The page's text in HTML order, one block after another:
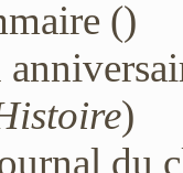
()
)
du